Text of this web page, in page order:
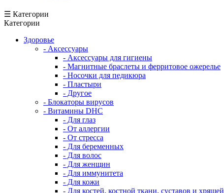
☰ Категории
Категории
Здоровье
- Аксессуары
- Аксессуары для гигиены
- Магнитные браслеты и ферритовое ожерелье
- Носочки для педикюра
- Пластыри
- Другое
- Блокаторы вирусов
- Витамины DHC
- Для глаз
- От аллергии
- От стресса
- Для беременных
- Для волос
- Для женщин
- Для иммунитета
- Для кожи
- Для костей, костной ткани, суставов и хрящей